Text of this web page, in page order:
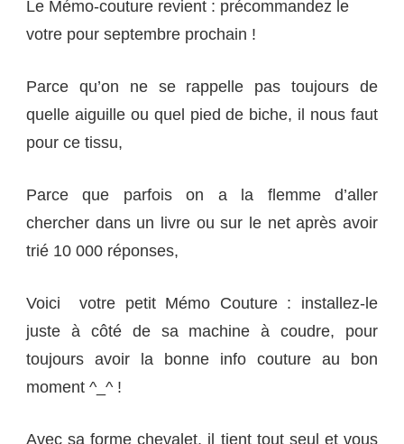
initial
était :
8,90€.
actuel
est :
Le Mémo-couture revient : précommandez le
votre pour septembre prochain !
Parce qu’on ne se rappelle pas toujours de
quelle aiguille ou quel pied de biche, il nous faut
pour ce tissu,
Parce que parfois on a la flemme d’aller
chercher dans un livre ou sur le net après avoir
trié 10 000 réponses,
Voici votre petit Mémo Couture: installez-le
juste à côté de sa machine à coudre, pour
toujours avoir la bonne info couture au bon
moment ^_^ !
Avec sa forme chevalet, il tient tout seul et vous